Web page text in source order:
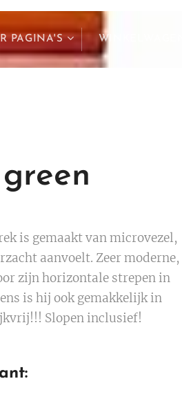
PAGINA'S WINKELWAGEN
is gemaakt van microvezel,
aanvoelt. Zeer moderne,
zijn horizontale strepen in
is hij ook gemakkelijk in
Slopen inclusief!